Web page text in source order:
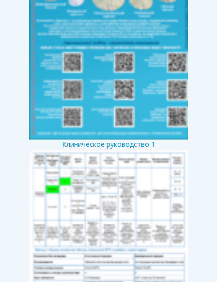
Клиническое руководство 1